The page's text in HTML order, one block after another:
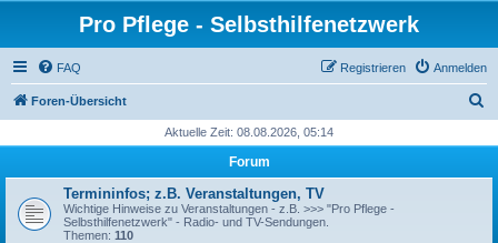
Pro Pflege - Selbsthilfenetzwerk
FAQ Anmelden
Registrieren
Foren-Übersicht
h
Aktuelle Zeit: 08.08.2026, 05:14
Forum
Termininfos; z.B. Veranstaltungen, TV
Wichtige Hinweise zu Veranstaltungen - z.B. >>> "Pro Pflege -
Selbsthilfenetzwerk" - Radio- und TV-Sendungen.
Themen: 110